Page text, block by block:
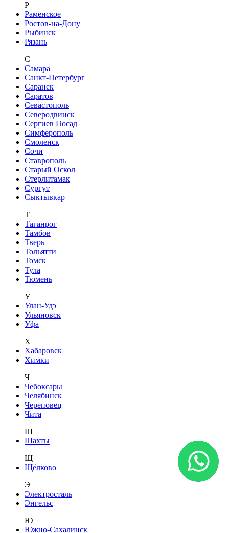
Р
Раменское
Ростов-на-Дону
Рыбинск
Рязань
С
Самара
Санкт-Петербург
Саранск
Саратов
Севастополь
Северодвинск
Сергиев Посад
Симферополь
Смоленск
Сочи
Ставрополь
Старый Оскол
Стерлитамак
Сургут
Сыктывкар
Т
Таганрог
Тамбов
Тверь
Тольятти
Томск
Тула
Тюмень
У
Улан-Удэ
Ульяновск
Уфа
Х
Хабаровск
Химки
Ч
Чебоксары
Челябинск
Череповец
Чита
Ш
Шахты
Щ
Щёлково
Э
Электросталь
Энгельс
Ю
Южно-Сахалинск